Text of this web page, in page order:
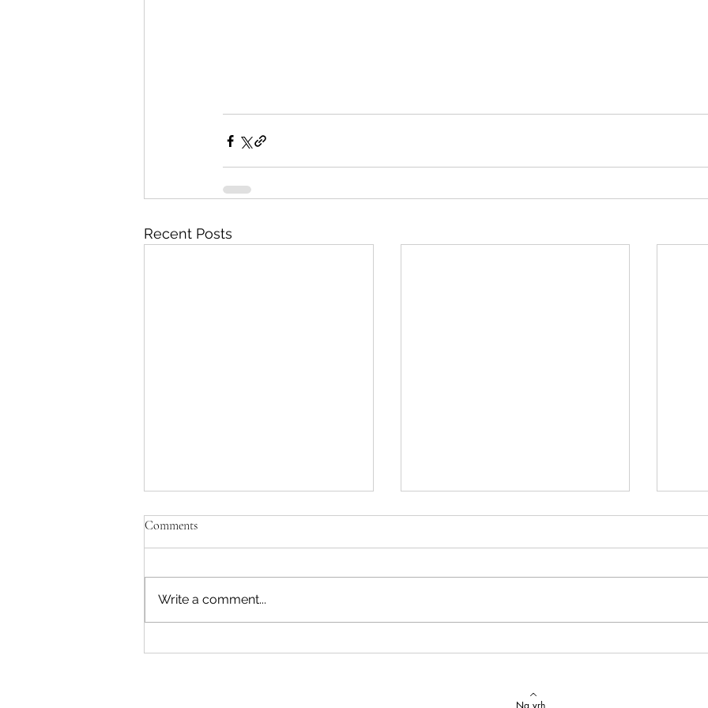
Recent Posts
Comments
Write a comment...
Na vrh